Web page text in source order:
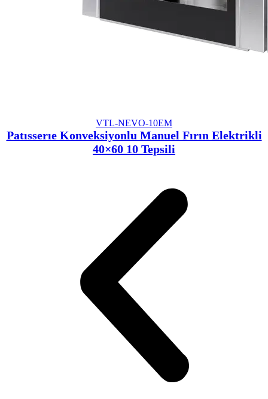
VTL-NEVO-10EM
Patısserıe Konveksiyonlu Manuel Fırın Elektrikli
40×60 10 Tepsili